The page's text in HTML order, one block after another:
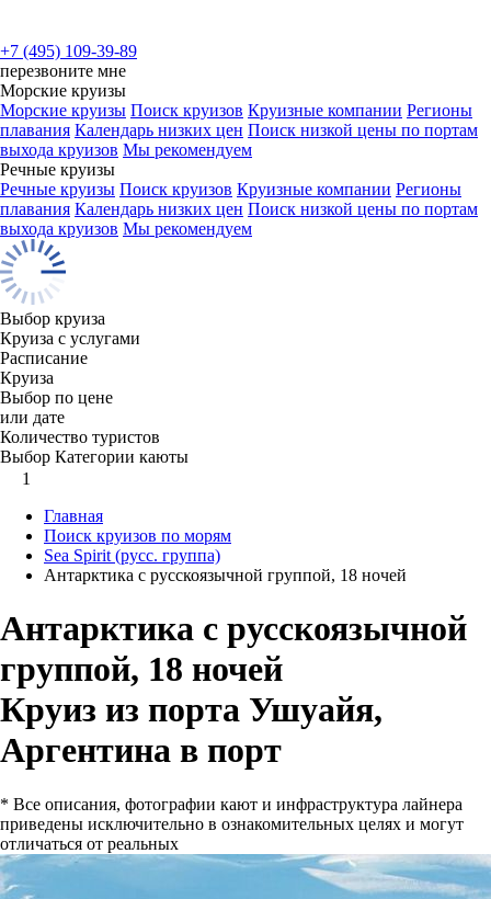
+7 (495) 109-39-89
перезвоните мне
Морские круизы
Морские круизы Поиск круизов Круизные компании Регионы
плавания Календарь низких цен Поиск низкой цены по портам
выхода круизов Мы рекомендуем
Речные круизы
Речные круизы Поиск круизов Круизные компании Регионы
плавания Календарь низких цен Поиск низкой цены по портам
выхода круизов Мы рекомендуем
Выбор круиза
Круиза с услугами
Расписание
Круиза
Выбор по цене
или дате
Количество туристов
Выбор Категории каюты
1
Главная
Поиск круизов по морям
Sea Spirit (русс. группа)
Антарктика с русскоязычной группой, 18 ночей
Антарктика с русскоязычной
группой, 18 ночей
Круиз из порта Ушуайя,
Аргентина в порт
* Все описания, фотографии кают и инфраструктура лайнера
приведены исключительно в ознакомительных целях и могут
отличаться от реальных